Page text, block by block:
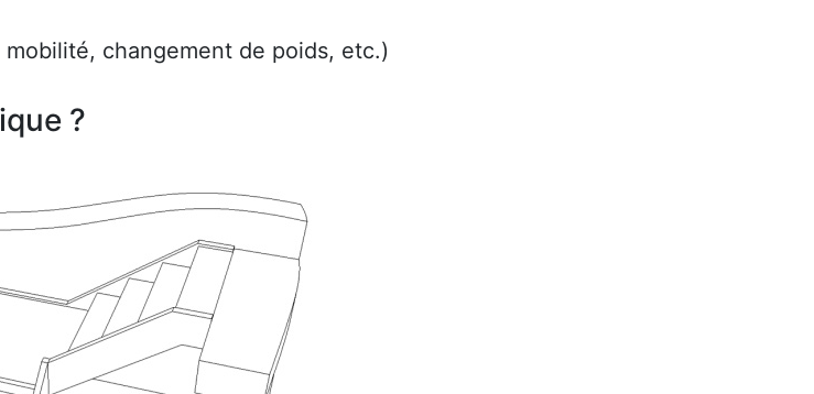
changement de poids, etc.)
?